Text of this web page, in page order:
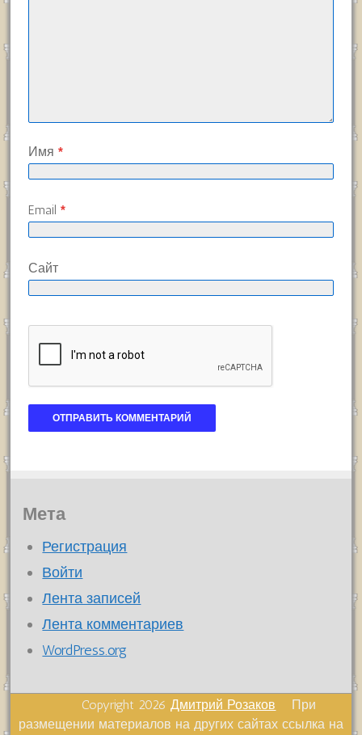
Имя *
Email *
Сайт
Мета
Регистрация
Войти
Лента записей
Лента комментариев
WordPress.org
Copyright 2026Дмитрий Розаков При
размещении материалов на других сайтах ссылка на